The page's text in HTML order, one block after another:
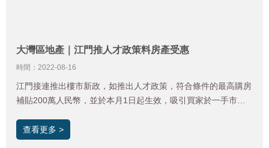
大灣區地產｜江門推人才政策料房產受惠
時間：2022-08-16
江門接連推出樓市新政，如推出人才政策，符合條件的最高購房
補貼200萬人民幣，並於本月1日起生效，吸引買家於一手市場
時補充，而且內地整體入市信心受爛尾樓相關資訊打擊，新盤成
查看更多 >